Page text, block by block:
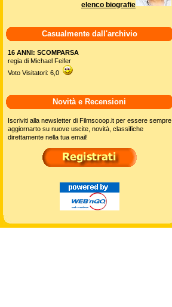
elenco biografie
Casualmente dall'archivio
16 ANNI: SCOMPARSA
regia di Michael Feifer
Voto Visitatori: 6,0
Novità e Recensioni
Iscriviti alla newsletter di Filmscoop.it per essere sempre
aggiornarto su nuove uscite, novità, classifiche
direttamente nella tua email!